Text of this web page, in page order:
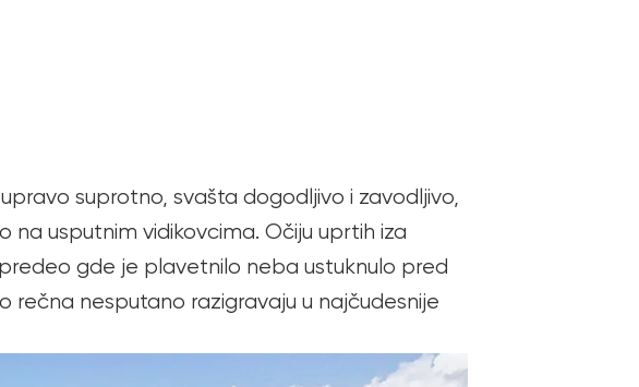
suprotno, svašta dogodljivo i zavodljivo,
usputnim vidikovcima. Očiju uprtih iza
gde je plavetnilo neba ustuknulo pred
rečna nesputano razigravaju u najčudesnije